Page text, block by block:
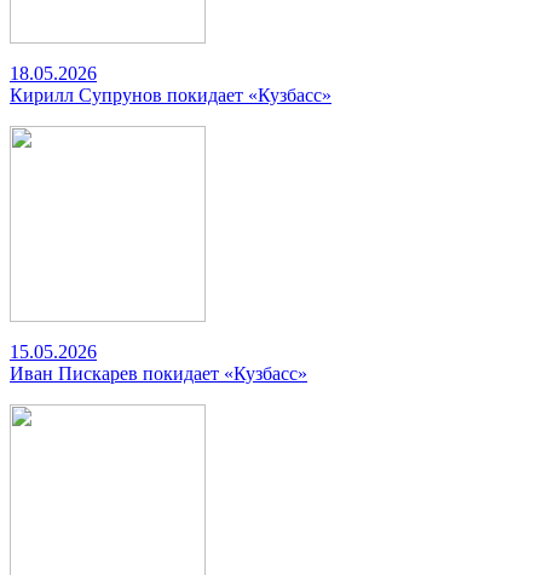
18.05.2026
Кирилл Супрунов покидает «Кузбасс»
15.05.2026
Иван Пискарев покидает «Кузбасс»